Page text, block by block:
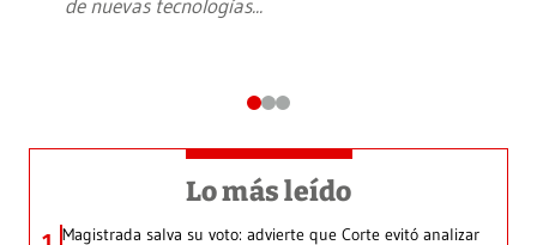
de nuevas tecnologías...
Lo más leído
Magistrada salva su voto: advierte que Corte evitó analizar